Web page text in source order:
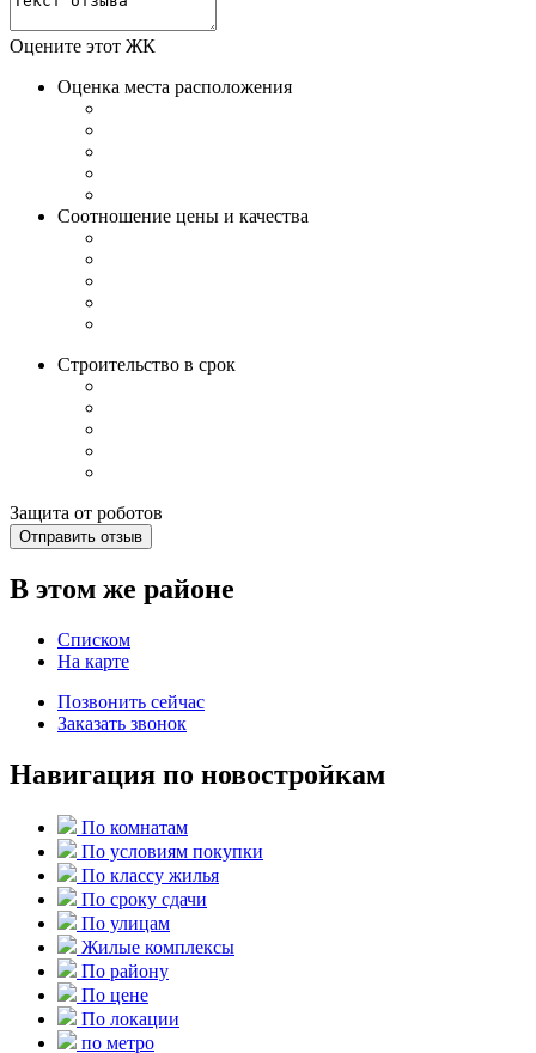
Оцените этот ЖК
Оценка места расположения
Соотношение цены и качества
Строительство в срок
Защита от роботов
Отправить отзыв
В этом же районе
Списком
На карте
Позвонить сейчас
Заказать звонок
Навигация по новостройкам
По комнатам
По условиям покупки
По классу жилья
По сроку сдачи
По улицам
Жилые комплексы
По району
По цене
По локации
по метро